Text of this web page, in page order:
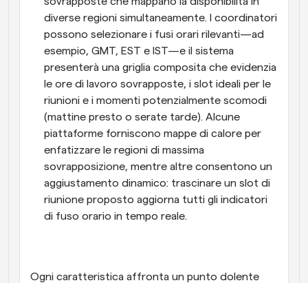
diverse regioni simultaneamente. I coordinatori
possono selezionare i fusi orari rilevanti—ad
esempio, GMT, EST e IST—e il sistema
presenterà una griglia composita che evidenzia
le ore di lavoro sovrapposte, i slot ideali per le
riunioni e i momenti potenzialmente scomodi
(mattine presto o serate tarde). Alcune
piattaforme forniscono mappe di calore per
enfatizzare le regioni di massima
sovrapposizione, mentre altre consentono un
aggiustamento dinamico: trascinare un slot di
riunione proposto aggiorna tutti gli indicatori
di fuso orario in tempo reale.
Ogni caratteristica affronta un punto dolente